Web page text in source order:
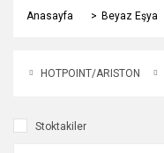
Anasayfa Beyaz Eşya
HOTPOINT/ARISTON
Stoktakiler